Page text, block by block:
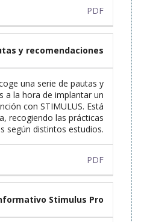
PDF
y recomendaciones
una serie de pautas y
a la hora de implantar un
con STIMULUS. Está
recogiendo las prácticas
según distintos estudios.
PDF
Stimulus Pro